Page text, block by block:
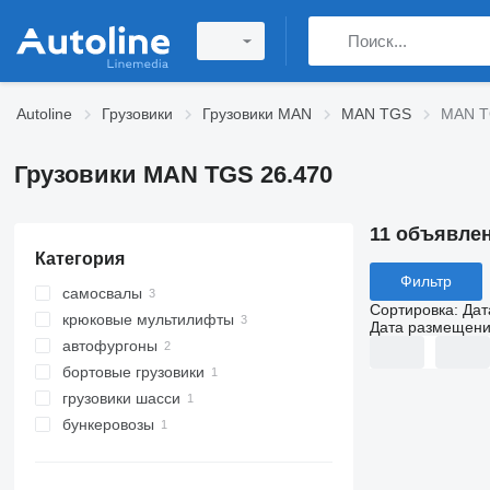
Autoline Грузовики Грузовики MAN MAN TGS MAN
Грузовики MAN TGS 26.470
Категория
самосвалы
крюковые мультилифты
автофургоны
бортовые грузовики
грузовики шасси
бункеровозы
11
Фильтр
Сортировка:
Дата